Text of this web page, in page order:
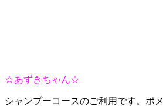
☆あずきちゃん☆
シャンプーコースのご利用です。ポ